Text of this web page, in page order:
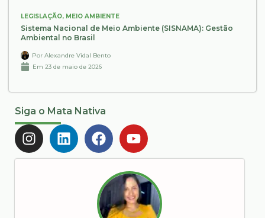
LEGISLAÇÃO, MEIO AMBIENTE
Sistema Nacional de Meio Ambiente (SISNAMA): Gestão
Ambiental no Brasil
Por Alexandre Vidal Bento
Em 23 de maio de 2026
Siga o Mata Nativa